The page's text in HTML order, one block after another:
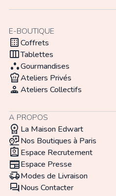
E-BOUTIQUE
background_dot_smallCoffrets
view_weekTablettes
atrGourmandises
chef_hatAteliers Privés
person_apron Ateliers Collectifs
A PROPOS
workspace_premium La Maison Edwart
map_pin_reviewNos Boutiques à Paris
assignment_ind Espace Recrutement
newspaperEspace Presse
delivery_truck_speedModes de Livraison
forumNous Contacter